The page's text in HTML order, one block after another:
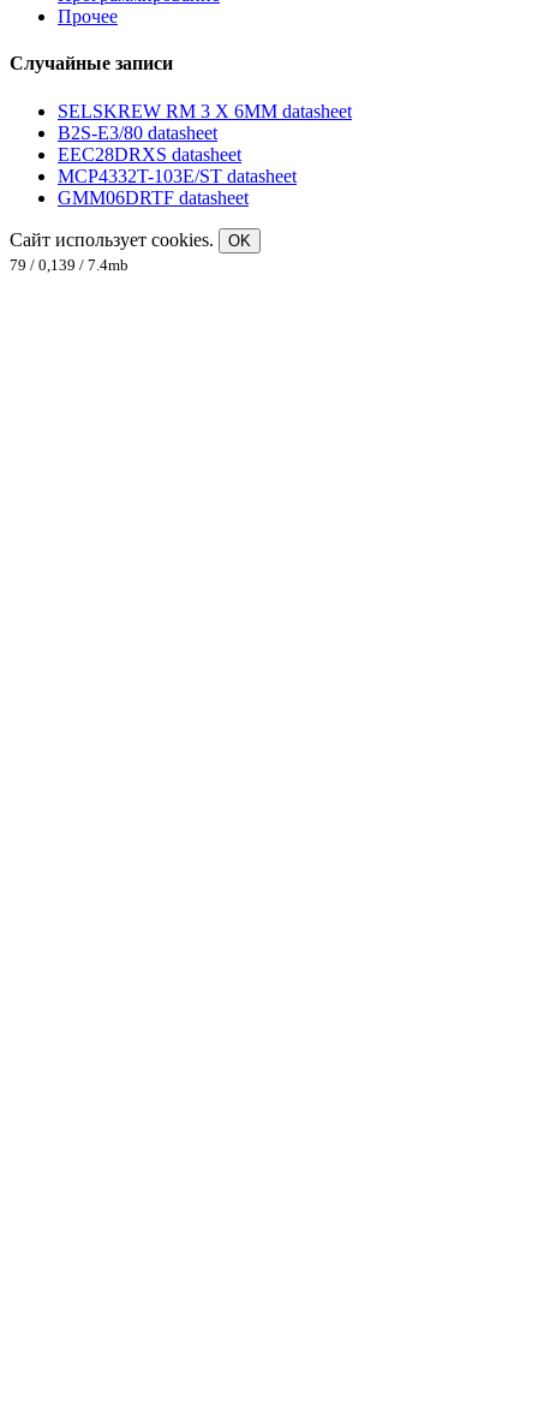
Прочее
Случайные записи
SELSKREW RM 3 X 6MM datasheet
B2S-E3/80 datasheet
EEC28DRXS datasheet
MCP4332T-103E/ST datasheet
GMM06DRTF datasheet
Сайт использует cookies.
OK
79 / 0,139 / 7.4mb